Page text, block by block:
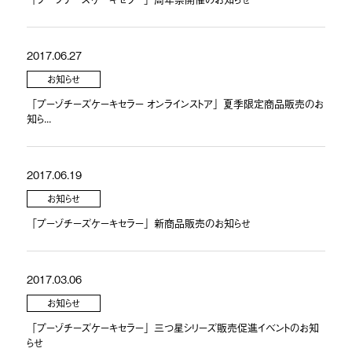
2017.06.27
お知らせ
「プーゾチーズケーキセラー オンラインストア」夏季限定商品販売のお
知ら...
2017.06.19
お知らせ
「プーゾチーズケーキセラー」新商品販売のお知らせ
2017.03.06
お知らせ
「プーゾチーズケーキセラー」三つ星シリーズ販売促進イベントのお知
らせ